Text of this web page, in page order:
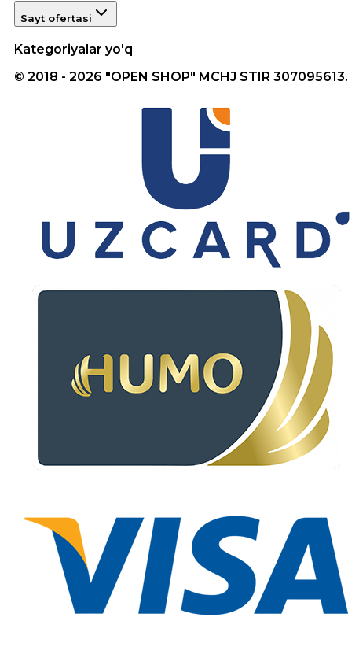
Sayt ofertasi
Kategoriyalar yo'q
© 2018 - 2026 "OPEN SHOP" MCHJ STIR 307095613.